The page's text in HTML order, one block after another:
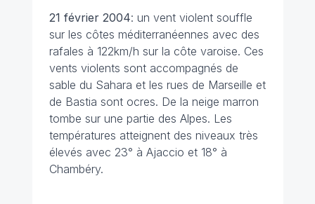
21 février 2004: un vent violent souffle
sur les côtes méditerranéennes avec des
rafales à 122km/h sur la côte varoise. Ces
vents violents sont accompagnés de
sable du Sahara et les rues de Marseille et
de Bastia sont ocres. De la neige marron
tombe sur une partie des Alpes. Les
températures atteignent des niveaux très
élevés avec 23° à Ajaccio et 18° à
Chambéry.